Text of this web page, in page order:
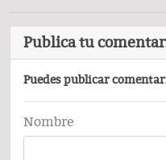
Publica tu
Puedes publicar
Nombre